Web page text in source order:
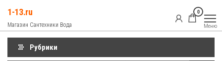
содержимому
1-13.ru
Магазин Сантехники Вода
0
Меню
Рубрики